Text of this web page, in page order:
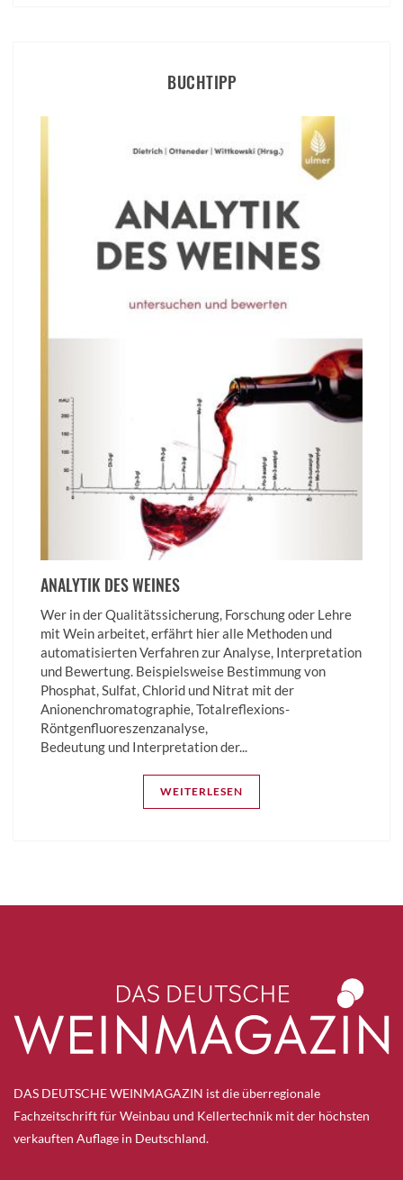
BUCHTIPP
ANALYTIK DES WEINES
Wer in der Qualitätssicherung, Forschung oder Lehre
mit Wein arbeitet, erfährt hier alle Methoden und
automatisierten Verfahren zur Analyse, Interpretation
und Bewertung. Beispielsweise Bestimmung von
Phosphat, Sulfat, Chlorid und Nitrat mit der
Anionenchromatographie, Totalreflexions-
Röntgenfluoreszenzanalyse,
Bedeutung und Interpretation der...
WEITERLESEN
DAS DEUTSCHE WEINMAGAZIN ist die überregionale
Fachzeitschrift für Weinbau und Kellertechnik mit der höchsten
verkauften Auflage in Deutschland.